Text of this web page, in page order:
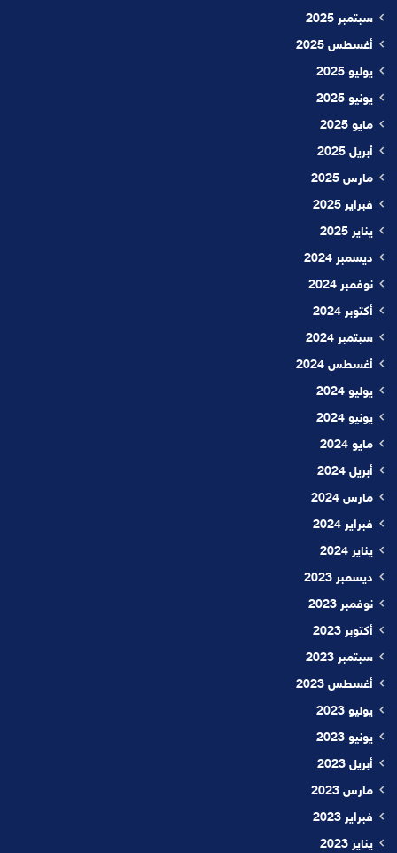
سبتمبر 2025
أغسطس 2025
يوليو 2025
يونيو 2025
مايو 2025
أبريل 2025
مارس 2025
فبراير 2025
يناير 2025
ديسمبر 2024
نوفمبر 2024
أكتوبر 2024
سبتمبر 2024
أغسطس 2024
يوليو 2024
يونيو 2024
مايو 2024
أبريل 2024
مارس 2024
فبراير 2024
يناير 2024
ديسمبر 2023
نوفمبر 2023
أكتوبر 2023
سبتمبر 2023
أغسطس 2023
يوليو 2023
يونيو 2023
أبريل 2023
مارس 2023
فبراير 2023
يناير 2023